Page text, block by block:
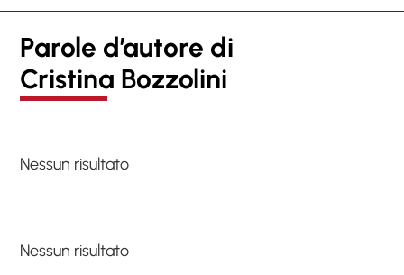
Parole d’autore di
Cristina Bozzolini
Nessun risultato
Nessun risultato